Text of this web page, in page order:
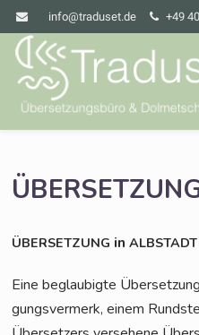
info@traduset.de +49
ÜBERSETZUNG inALBSTADT
Eine beglau­big­te
gungs­ver­merk, einem